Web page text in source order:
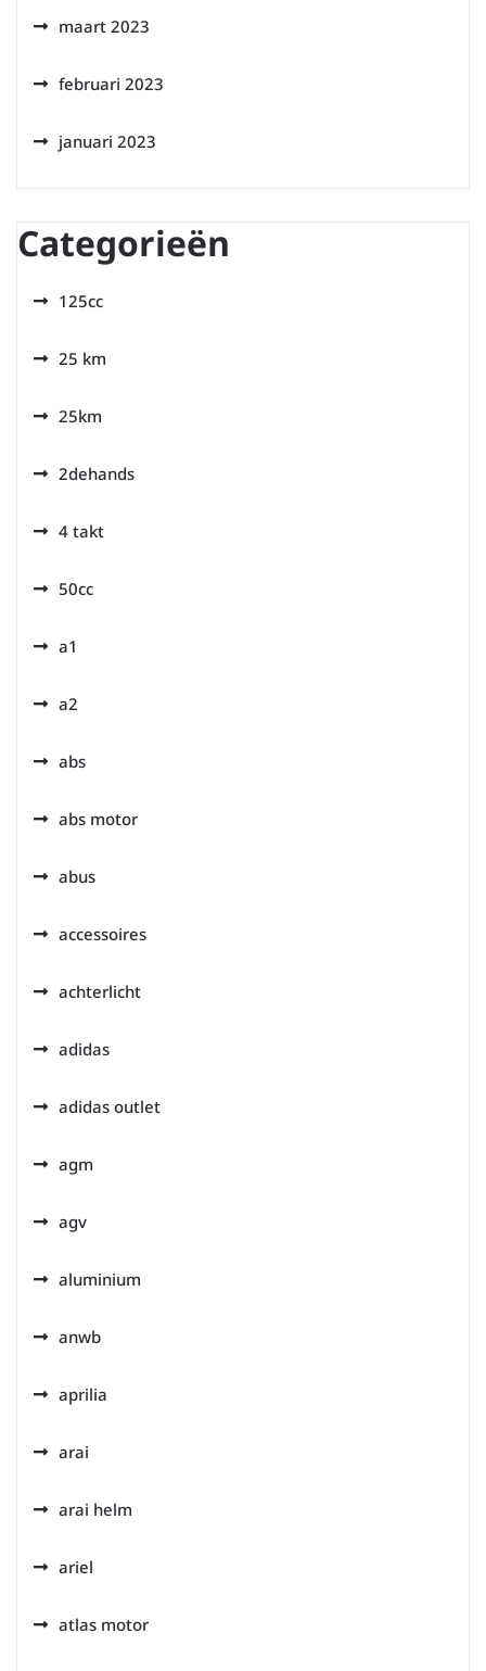
maart 2023
februari 2023
januari 2023
Categorieën
125cc
25 km
25km
2dehands
4 takt
50cc
a1
a2
abs
abs motor
abus
accessoires
achterlicht
adidas
adidas outlet
agm
agv
aluminium
anwb
aprilia
arai
arai helm
ariel
atlas motor